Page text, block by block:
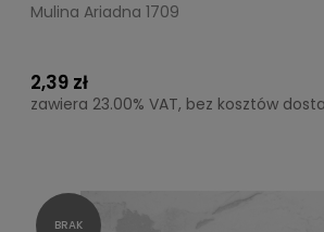
Mulina Ariadna 1709
2,39 zł
zawiera 23.00% VAT, bez kosztów